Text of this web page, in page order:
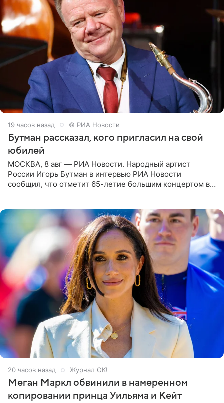
19 часов назад © РИА Новости
Бутман рассказал, кого пригласил на свой
юбилей
МОСКВА, 8 авг — РИА Новости. Народный артист
России Игорь Бутман в интервью РИА Новости
сообщил, что отметит 65-летие большим концертом в
20 часов назад Журнал OK!
Меган Маркл обвинили в намеренном
копировании принца Уильяма и Кейт